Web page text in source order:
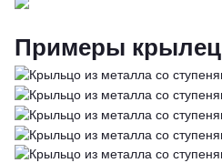
Примеры крылец